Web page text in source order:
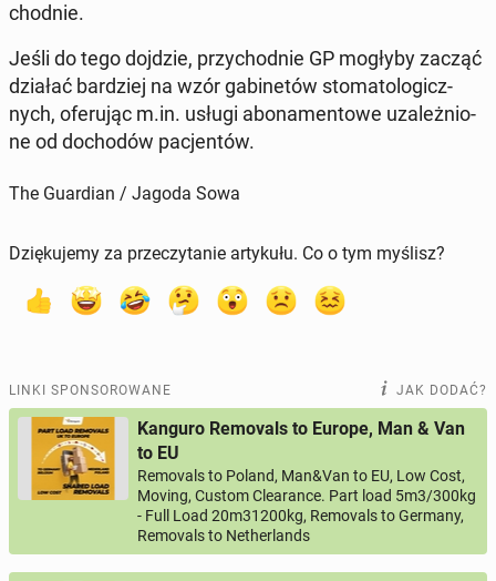
chod­nie.
Jeśli do tego dojdzie, przy­chod­nie GP mogłyby zacząć
działać bar­dziej na wzór ga­bi­ne­tów sto­ma­to­lo­gicz­
nych, ofe­ru­jąc m.in. usługi abo­na­men­to­we uza­leż­nio­
ne od do­cho­dów pa­cjen­tów.
The Guardian / Jagoda Sowa
Dziękujemy za przeczytanie artykułu. Co o tym myślisz?
LINKI SPONSOROWANE JAK DODAĆ?
Kanguro Removals to Europe, Man & Van
to EU
Removals to Poland, Man&Van to EU, Low Cost,
Moving, Custom Clearance. Part load 5m3/300kg
- Full Load 20m31200kg, Removals to Germany,
Removals to Netherlands